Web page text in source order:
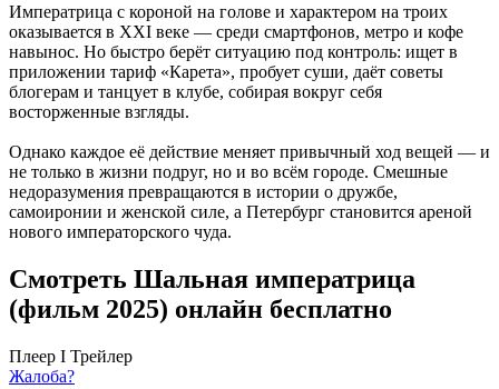
Императрица с короной на голове и характером на троих
оказывается в XXI веке — среди смартфонов, метро и кофе
навынос. Но быстро берёт ситуацию под контроль: ищет в
приложении тариф «Карета», пробует суши, даёт советы
блогерам и танцует в клубе, собирая вокруг себя
восторженные взгляды.
Однако каждое её действие меняет привычный ход вещей — и
не только в жизни подруг, но и во всём городе. Смешные
недоразумения превращаются в истории о дружбе,
самоиронии и женской силе, а Петербург становится ареной
нового императорского чуда.
Смотреть Шальная императрица
(фильм 2025) онлайн бесплатно
Плеер I Трейлер
Жалоба?